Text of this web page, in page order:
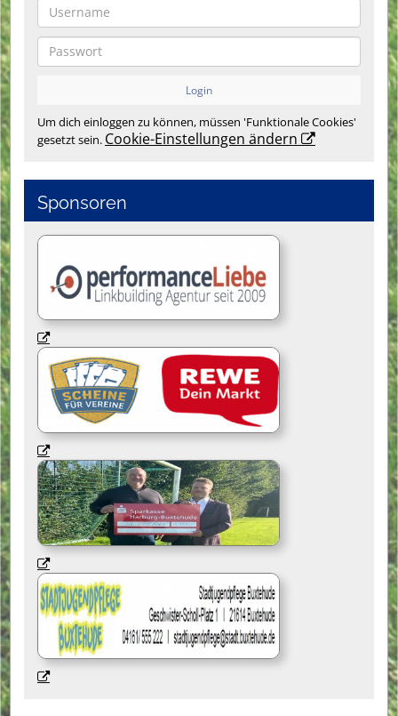
Um dich einloggen zu können, müssen 'Funktionale Cookies'
gesetzt sein. Cookie-Einstellungen ändern
Sponsoren